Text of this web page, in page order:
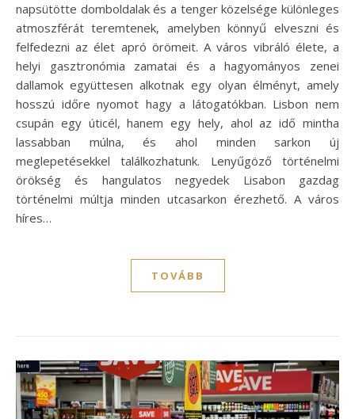
napsütötte domboldalak és a tenger közelsége különleges
atmoszférát teremtenek, amelyben könnyű elveszni és
felfedezni az élet apró örömeit. A város vibráló élete, a
helyi gasztronómia zamatai és a hagyományos zenei
dallamok együttesen alkotnak egy olyan élményt, amely
hosszú időre nyomot hagy a látogatókban. Lisbon nem
csupán egy úticél, hanem egy hely, ahol az idő mintha
lassabban múlna, és ahol minden sarkon új
meglepetésekkel találkozhatunk. Lenyűgöző történelmi
örökség és hangulatos negyedek Lisabon gazdag
történelmi múltja minden utcasarkon érezhető. A város
híres…
TOVÁBB